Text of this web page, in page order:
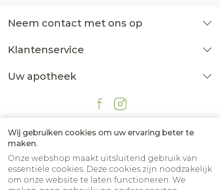
Wij gebruiken cookies om uw ervaring beter te
maken.
Onze webshop maakt uitsluitend gebruik van
essentiële cookies. Deze cookies zijn noodzakelijk
om onze website te laten functioneren. We
Neem contact met ons op
Klantenservice
Uw apotheek
Juridische links